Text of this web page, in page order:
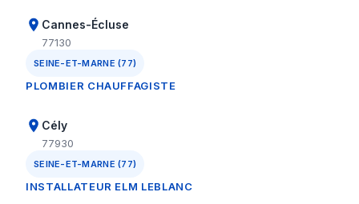
Cannes-Écluse
77130
SEINE-ET-MARNE (77)
PLOMBIER CHAUFFAGISTE
Cély
77930
SEINE-ET-MARNE (77)
INSTALLATEUR ELM LEBLANC